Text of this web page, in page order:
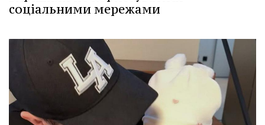
соціальними мережами